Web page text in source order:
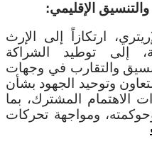
ارتكازاً إلى الإرث
إلى توطيد الشراكة
والتقارب في وجهات
وتوحيد الجهود بشأن
الاهتمام المشترك، بما
ومواجهة تحركات